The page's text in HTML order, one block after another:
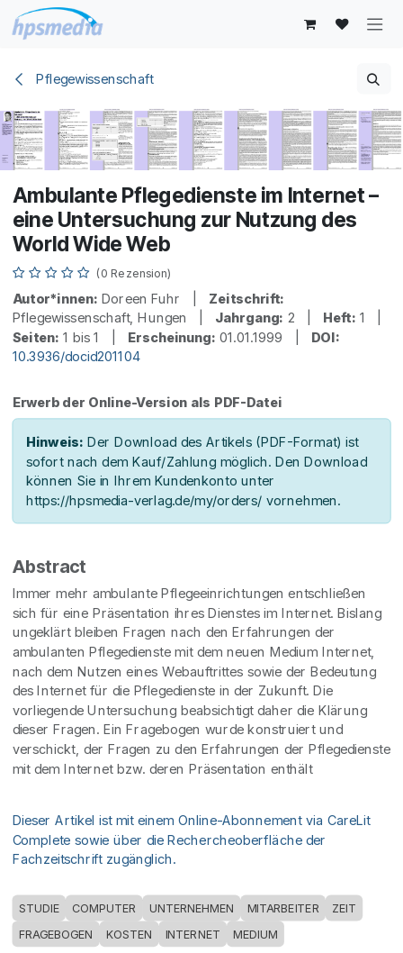
Zum Inhalt springen
Pflegewissenschaft
Ambulante Pflegedienste im Internet –
eine Untersuchung zur Nutzung des
World Wide Web
(0 Rezension)
Autor*innen: Doreen Fuhr | Zeitschrift:
Pflegewissenschaft, Hungen | Jahrgang: 2 | Heft: 1 |
Seiten: 1 bis 1 | Erscheinung: 01.01.1999 | DOI:
10.3936/docid201104
Erwerb der Online-Version als PDF-Datei
Hinweis: Der Download des Artikels (PDF-Format) ist
sofort nach dem Kauf/Zahlung möglich. Den Download
können Sie in Ihrem Kundenkonto unter
https://hpsmedia-verlag.de/my/orders/ vornehmen.
Abstract
Immer mehr ambulante Pflegeeinrichtungen entschließen
sich für eine Präsentation ihres Dienstes im Internet. Bislang
ungeklärt bleiben Fragen nach den Erfahrungen der
ambulanten Pflegedienste mit dem neuen Medium Internet,
nach dem Nutzen eines Webauftrittes sowie der Bedeutung
des Internet für die Pflegedienste in der Zukunft. Die
vorliegende Untersuchung beabsichtigt daher die Klärung
dieser Fragen. Ein Fragebogen wurde konstruiert und
verschickt, der Fragen zu den Erfahrungen der Pflegedienste
mit dem Internet bzw. deren Präsentation enthält
Dieser Artikel ist mit einem Online-Abonnement via CareLit
Complete sowie über die Rechercheoberfläche der
Fachzeitschrift zugänglich.
STUDIE COMPUTER UNTERNEHMEN MITARBEITER ZEIT
FRAGEBOGEN KOSTEN INTERNET MEDIUM